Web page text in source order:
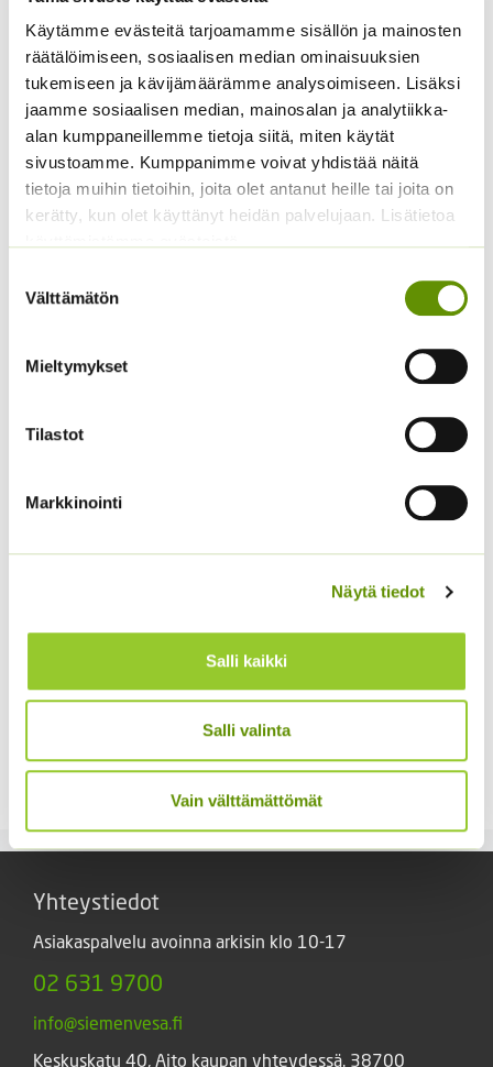
Käytämme evästeitä tarjoamamme sisällön ja mainosten
räätälöimiseen, sosiaalisen median ominaisuuksien
tukemiseen ja kävijämäärämme analysoimiseen. Lisäksi
jaamme sosiaalisen median, mainosalan ja analytiikka-
alan kumppaneillemme tietoja siitä, miten käytät
sivustoamme. Kumppanimme voivat yhdistää näitä
tietoja muihin tietoihin, joita olet antanut heille tai joita on
kerätty, kun olet käyttänyt heidän palvelujaan. Lisätietoa
valinta
Välttämätön
Mieltymykset
Tilastot
Markkinointi
Näytä tiedot
Salli kaikki
Salli valinta
Vain välttämättömät
Keltakosmoskukka
Cosmic mix.
ALE!
hinta
oli:
4,20 €.
hinta
on:
3,20 €.
arvonlisäveron
Kääpiöauringonkukka
Music Box 40 s.
3,50€ Sisältää arvonlisäveron
Pacino Gold
Koristekurpitsa Con
Sisältää arvonlisäveron
Kiinanasteri Hulk (50 s)
4,00€ Sisältää arvonlisäveron
Yhteystiedot
Asiakaspalvelu avoinna arkisin klo 10-17
02 631 9700
info@siemenvesa.fi
Keskuskatu 40, Aito kaupan yhteydessä. 38700